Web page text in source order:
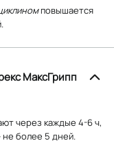
повышается
МаксГрипп
через каждые 4-6 ч,
не более 5 дней.